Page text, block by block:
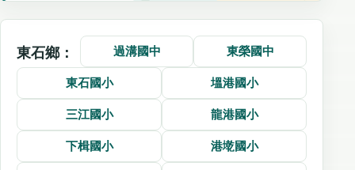
東石鄉： 過溝國中 東榮國中
東石國小 塭港國小
三江國小 龍港國小
下楫國小 港墘國小